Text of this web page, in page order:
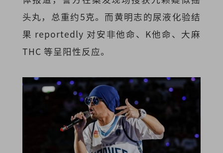
头丸，总重约5克。而黄明志的尿液化验结
果 reportedly 对安非他命、K他命、大麻
THC 等呈阳性反应。